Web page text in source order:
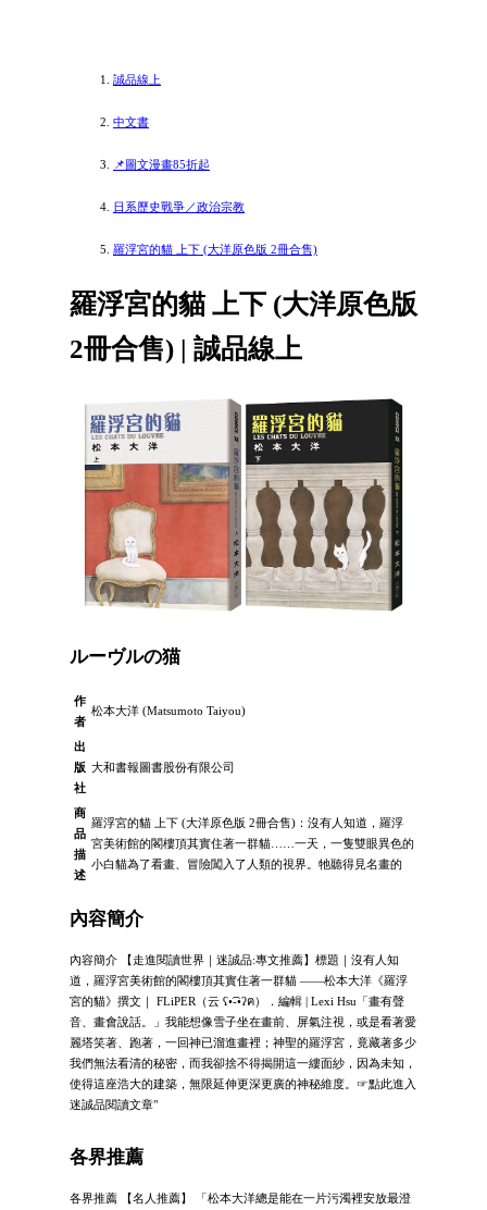
誠品線上
中文書
📌圖文漫畫85折起
日系歷史戰爭／政治宗教
羅浮宮的貓 上下 (大洋原色版 2冊合售)
羅浮宮的貓 上下 (大洋原色版
2冊合售) | 誠品線上
ルーヴルの猫
作
者
松本大洋 (Matsumoto Taiyou)
出
版
社
大和書報圖書股份有限公司
商
品
描
述
羅浮宮的貓 上下 (大洋原色版 2冊合售)：沒有人知道，羅浮
宮美術館的閣樓頂其實住著一群貓……一天，一隻雙眼異色的
小白貓為了看畫、冒險闖入了人類的視界。牠聽得見名畫的
內容簡介
內容簡介 【走進閱讀世界｜迷誠品:專文推薦】標題｜沒有人知
道，羅浮宮美術館的閣樓頂其實住著一群貓 ——松本大洋《羅浮
宮的貓》撰文｜ FLiPER（云 ʕ•͡-•ʔฅ）．編輯 | Lexi Hsu「畫有聲
音、畫會說話。」我能想像雪子坐在畫前、屏氣注視，或是看著愛
麗塔笑著、跑著，一回神已溜進畫裡；神聖的羅浮宮，竟藏著多少
我們無法看清的秘密，而我卻捨不得揭開這一縷面紗，因為未知，
使得這座浩大的建築，無限延伸更深更廣的神秘維度。☞點此進入
迷誠品閱讀文章"
各界推薦
各界推薦 【名人推薦】 「松本大洋總是能在一片污濁裡安放最澄